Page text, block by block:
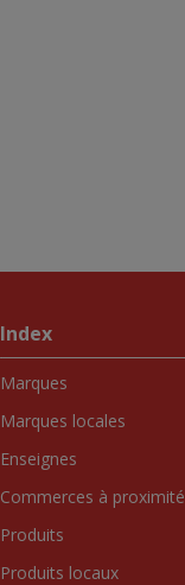
Index
Marques
Marques locales
Enseignes
Commerces à proximité
Produits
Produits locaux